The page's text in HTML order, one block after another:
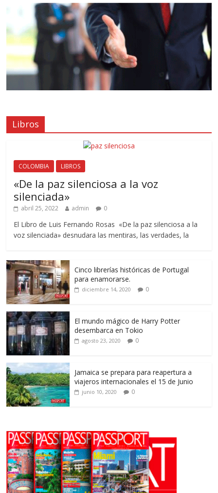
Libros
COLOMBIA LIBROS
«De la paz silenciosa a la voz
silenciada»
abril 25, 2022 admin 0
El Libro de Luis Fernando Rosas «De la paz silenciosa a la
voz silenciada» desnudara las mentiras, las verdades, la
Cinco librerías históricas de Portugal
para enamorarse.
diciembre 14, 2020 0
El mundo mágico de Harry Potter
desembarca en Tokio
agosto 23, 2020 0
Jamaica se prepara para reapertura a
viajeros internacionales el 15 de Junio
junio 10, 2020 0